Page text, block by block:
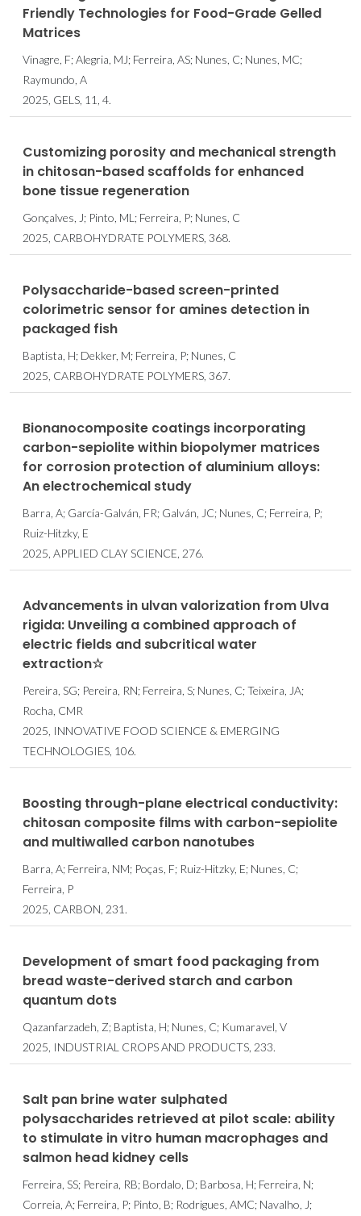
Friendly Technologies for Food-Grade Gelled
Matrices
Vinagre, F; Alegria, MJ; Ferreira, AS; Nunes, C; Nunes, MC;
Raymundo, A
2025, GELS, 11, 4.
Customizing porosity and mechanical strength
in chitosan-based scaffolds for enhanced
bone tissue regeneration
Gonçalves, J; Pinto, ML; Ferreira, P; Nunes, C
2025, CARBOHYDRATE POLYMERS, 368.
Polysaccharide-based screen-printed
colorimetric sensor for amines detection in
packaged fish
Baptista, H; Dekker, M; Ferreira, P; Nunes, C
2025, CARBOHYDRATE POLYMERS, 367.
Bionanocomposite coatings incorporating
carbon-sepiolite within biopolymer matrices
for corrosion protection of aluminium alloys:
An electrochemical study
Barra, A; García-Galván, FR; Galván, JC; Nunes, C; Ferreira, P;
Ruiz-Hitzky, E
2025, APPLIED CLAY SCIENCE, 276.
Advancements in ulvan valorization from Ulva
rigida: Unveiling a combined approach of
electric fields and subcritical water
extraction☆
Pereira, SG; Pereira, RN; Ferreira, S; Nunes, C; Teixeira, JA;
Rocha, CMR
2025, INNOVATIVE FOOD SCIENCE & EMERGING
TECHNOLOGIES, 106.
Boosting through-plane electrical conductivity:
chitosan composite films with carbon-sepiolite
and multiwalled carbon nanotubes
Barra, A; Ferreira, NM; Poças, F; Ruiz-Hitzky, E; Nunes, C;
Ferreira, P
2025, CARBON, 231.
Development of smart food packaging from
bread waste-derived starch and carbon
quantum dots
Qazanfarzadeh, Z; Baptista, H; Nunes, C; Kumaravel, V
2025, INDUSTRIAL CROPS AND PRODUCTS, 233.
Salt pan brine water sulphated
polysaccharides retrieved at pilot scale: ability
to stimulate in vitro human macrophages and
salmon head kidney cells
Ferreira, SS; Pereira, RB; Bordalo, D; Barbosa, H; Ferreira, N;
Correia, A; Ferreira, P; Pinto, B; Rodrigues, AMC; Navalho, J;